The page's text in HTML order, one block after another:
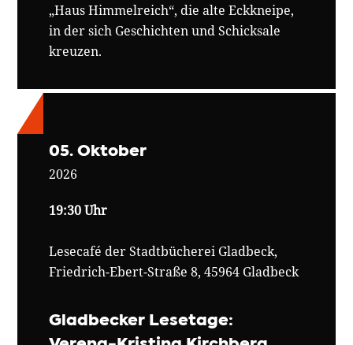
„Haus Himmelreich“, die alte Eckkneipe,
in der sich Geschichten und Schicksale
kreuzen.
Bearbeitung: P.Frey /
dortmund-beach.com
05. Oktober
2026
19:30 Uhr
Lesecafé der Stadtbücherei Gladbeck,
Friedrich-Ebert-Straße 8, 45964 Gladbeck
Gladbecker Lesetage: